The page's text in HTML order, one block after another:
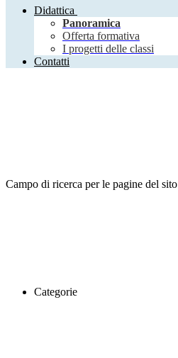
Didattica
Panoramica
Offerta formativa
I progetti delle classi
Contatti
Campo di ricerca per le pagine del sito
Categorie